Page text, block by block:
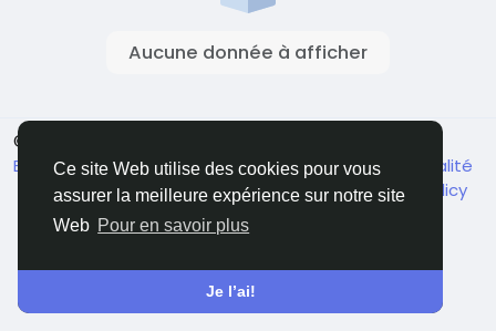
Ce site Web utilise des cookies pour vous
assurer la meilleure expérience sur notre site
Web Pour en savoir plus
Je l’ai!
Aucune donnée à afficher
© 2026 Live City In
Environ Conditions générale de vente Confidentialité
Shipping and delivery policy Refund and return policy
Contactez nous
Annuaire